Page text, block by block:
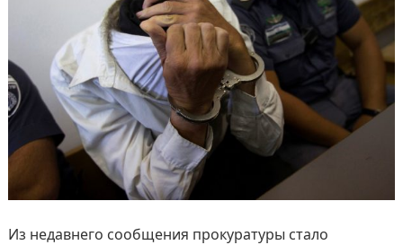
Из недавнего сообщения прокуратуры стало